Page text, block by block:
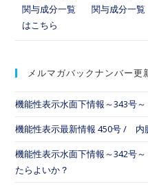
関与成分一
メルマガバックナンバー更
機能性表示水面下情報～343号
機能性表示最新情報 450号 / 内
機能性表示水面下情報～342号
たらよいか？